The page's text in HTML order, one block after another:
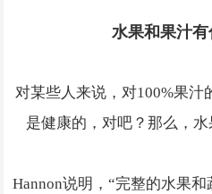
水果和果汁有
对某些人来说，对100%果
是健康的，对吧？那么，
Hannon说明，“完整的水果